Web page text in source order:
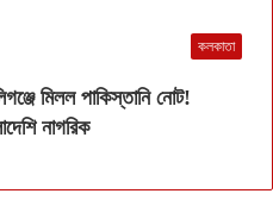
কলকাতা
মিলল পাকিস্তানি নোট!
নাগরিক